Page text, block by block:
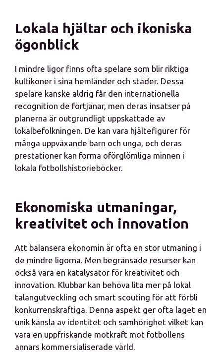
Lokala hjältar och ikoniska
ögonblick
I mindre ligor finns ofta spelare som blir riktiga
kultikoner i sina hemländer och städer. Dessa
spelare kanske aldrig får den internationella
recognition de förtjänar, men deras insatser på
planerna är outgrundligt uppskattade av
lokalbefolkningen. De kan vara hjältefigurer för
många uppväxande barn och unga, och deras
prestationer kan forma oförglömliga minnen i
lokala fotbollshistorieböcker.
Ekonomiska utmaningar,
kreativitet och innovation
Att balansera ekonomin är ofta en stor utmaning i
de mindre ligorna. Men begränsade resurser kan
också vara en katalysator för kreativitet och
innovation. Klubbar kan behöva lita mer på lokal
talangutveckling och smart scouting för att förbli
konkurrenskraftiga. Denna aspekt ger ofta laget en
unik känsla av identitet och samhörighet vilket kan
vara en uppfriskande motkraft mot fotbollens
annars kommersialiserade värld.